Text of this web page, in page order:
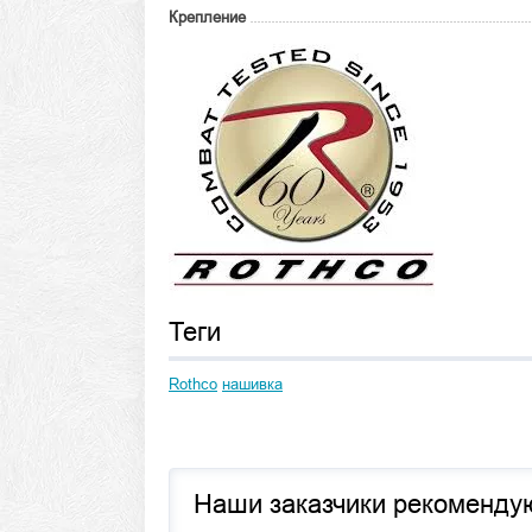
Крепление
Теги
Rothco нашивка
Наши заказчики